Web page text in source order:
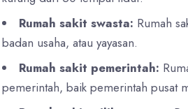
Rumah sakit swasta: Rumah
badan usaha, atau yayasan.
Rumah sakit pemerintah:
pemerintah, baik pemerintah pusat